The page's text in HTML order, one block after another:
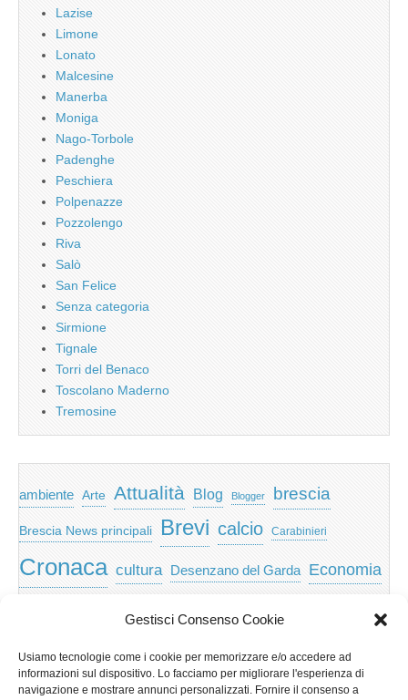
Gestisci Consenso Cookie
Usiamo tecnologie come i cookie per memorizzare e/o accedere ad
informazioni sul dispositivo. Lo facciamo per migliorare l'esperienza di
navigazione e mostrare annunci personalizzati. Fornire il consenso a
Lazise
Limone
Lonato
Malcesine
Manerba
Moniga
Nago-Torbole
Padenghe
Peschiera
Polpenazze
Pozzolengo
Riva
Salò
San Felice
Senza categoria
Sirmione
Tignale
Torri del Benaco
Toscolano Maderno
Tremosine
ambiente Arte Attualità Blog Blogger brescia
Brescia News principali Brevi calcio Carabinieri
Cronaca cultura Desenzano del Garda Economia
lago di garda Musica Nera news Notizie